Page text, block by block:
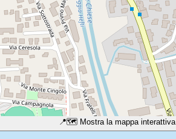
📍🗺️ Mostra la mappa interattiva